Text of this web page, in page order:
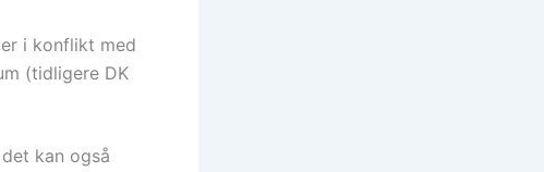
i konflikt med
(tidligere DK
kan også